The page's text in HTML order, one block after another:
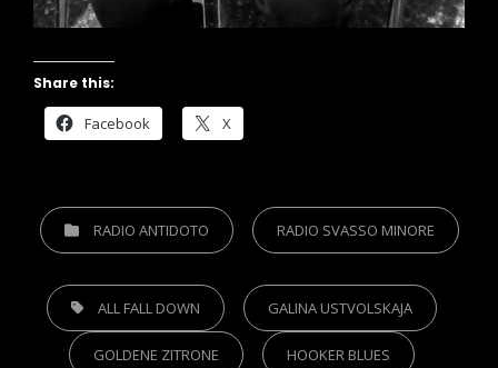
Share this:
Facebook X
CATEGORIESRADIO ANTIDOTO RADIO SVASSO MINORE
TAGS, ALL FALL DOWN GALINA USTVOLSKAJA
GOLDENE ZITRONE HOOKER BLUES